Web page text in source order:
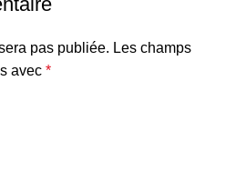
pas publiée. Les champs
avec *